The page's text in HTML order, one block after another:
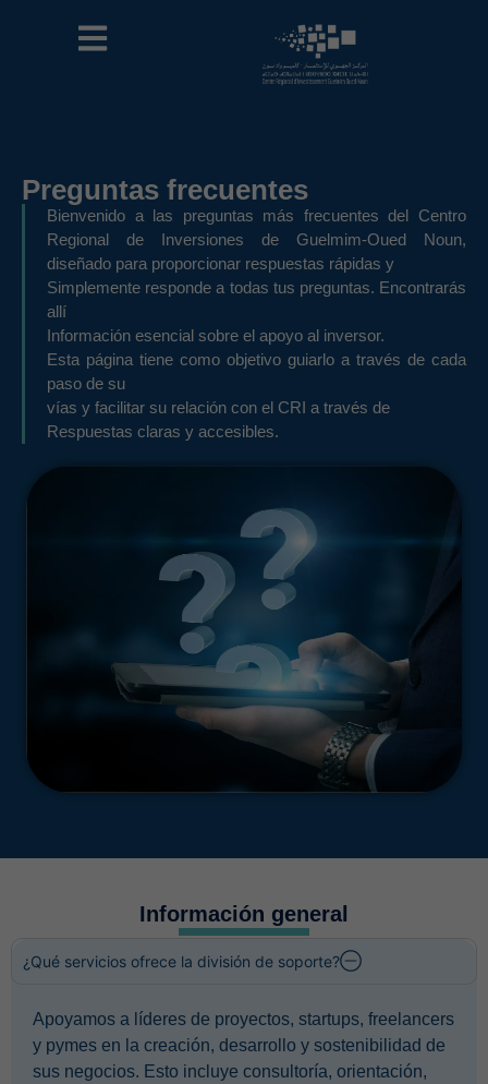
Preguntas frecuentes
Bienvenido a las preguntas más frecuentes del Centro
Regional de Inversiones de Guelmim-Oued Noun,
diseñado para proporcionar respuestas rápidas y
Simplemente responde a todas tus preguntas. Encontrarás
allí
Información esencial sobre el apoyo al inversor.
Esta página tiene como objetivo guiarlo a través de cada
paso de su
vías y facilitar su relación con el CRI a través de
Respuestas claras y accesibles.
Información general
¿Qué servicios ofrece la división de soporte?
Apoyamos a líderes de proyectos, startups, freelancers
y pymes en la creación, desarrollo y sostenibilidad de
sus negocios. Esto incluye consultoría, orientación,